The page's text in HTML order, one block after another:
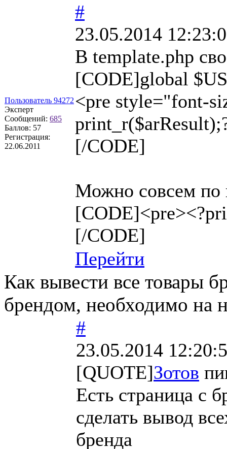
Пользователь 94272
Эксперт
Сообщений: 685
Баллов: 57
Регистрация:
22.06.2011
#
23.05.2014
В template.php
[CODE]global
<pre style="font-
[/CODE]
Можно совсем по
[/CODE]
Перейти
Как вывести все товары
брендом, необходимо на
#
23.05.2014
[QUOTE]Зотов
Есть страница с
сделать вывод
бренда